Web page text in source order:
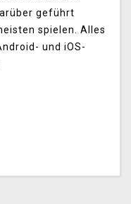
geführt
spielen. Alles
und iOS-